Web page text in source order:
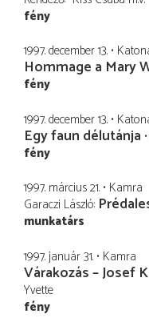
fény
1997. december 13.
Hommage a Mary
fény
1997. december 13.
Egy faun délutánja
fény
1997. március 21. Kamra
Garaczi László
munkatárs
1997. január 31. Kamra
Várakozás – Josef
Yvette
fény